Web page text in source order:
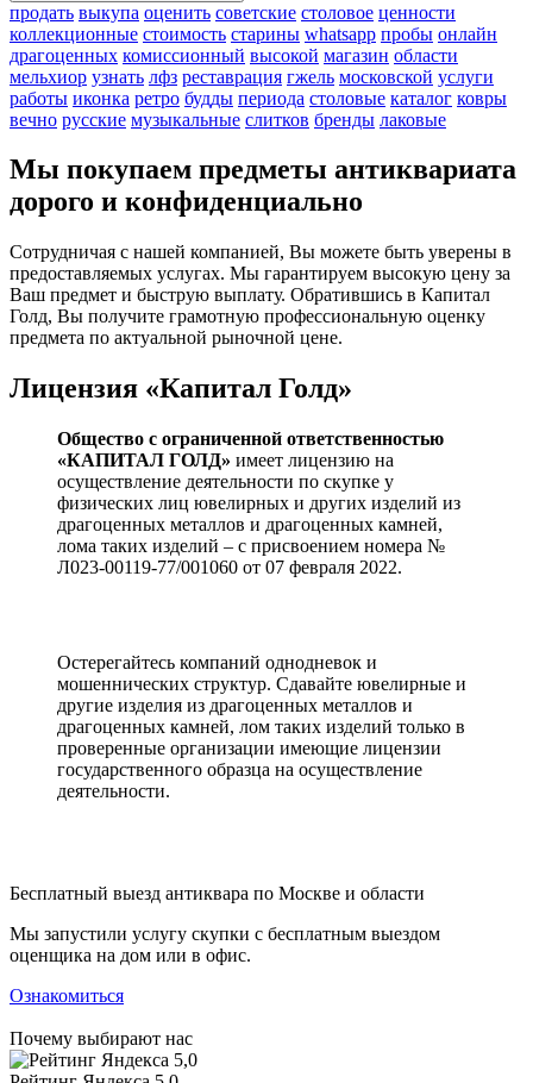
продать выкупа оценить советские столовое ценности
коллекционные стоимость старины whatsapp пробы онлайн
драгоценных комиссионный высокой магазин области
мельхиор узнать лфз реставрация гжель московской услуги
работы иконка ретро будды периода столовые каталог ковры
вечно русские музыкальные слитков бренды лаковые
Мы покупаем предметы антиквариата
дорого и конфиденциально
Сотрудничая с нашей компанией, Вы можете быть уверены в
предоставляемых услугах. Мы гарантируем высокую цену за
Ваш предмет и быструю выплату. Обратившись в Капитал
Голд, Вы получите грамотную профессиональную оценку
предмета по актуальной рыночной цене.
Лицензия «Капитал Голд»
Общество с ограниченной ответственностью
«КАПИТАЛ ГОЛД» имеет лицензию на
осуществление деятельности по скупке у
физических лиц ювелирных и других изделий из
драгоценных металлов и драгоценных камней,
лома таких изделий – с присвоением номера №
Л023-00119-77/001060 от 07 февраля 2022.
Остерегайтесь компаний однодневок и
мошеннических структур. Сдавайте ювелирные и
другие изделия из драгоценных металлов и
драгоценных камней, лом таких изделий только в
проверенные организации имеющие лицензии
государственного образца на осуществление
деятельности.
Бесплатный выезд антиквара по Москве и области
Мы запустили услугу скупки с бесплатным выездом
оценщика на дом или в офис.
Ознакомиться
Почему выбирают нас